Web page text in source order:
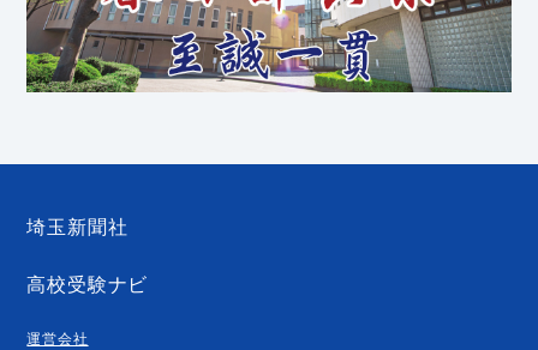
埼玉新聞社
高校受験ナビ
運営会社